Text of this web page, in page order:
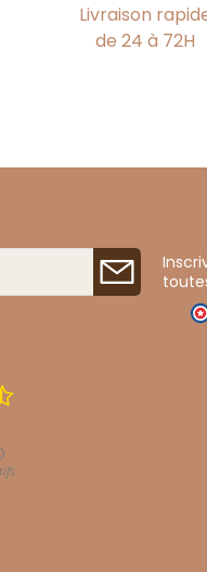
Livraison
de 24 à 72H